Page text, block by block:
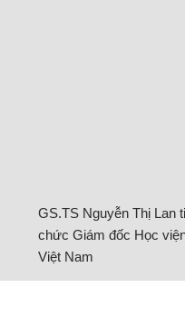
GS.TS Nguyễn Thị Lan
chức Giám đốc Học
Việt Nam